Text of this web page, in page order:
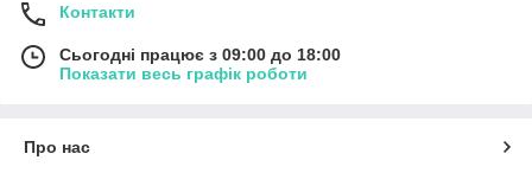
Контакти
Сьогодні працює з 09:00 до 18:00
Показати весь графік роботи
Про нас